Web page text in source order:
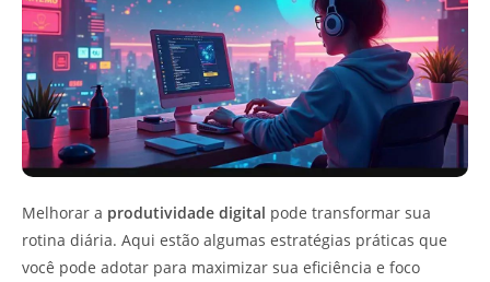
Melhorar a produtividade digital pode transformar sua
rotina diária. Aqui estão algumas estratégias práticas que
você pode adotar para maximizar sua eficiência e foco